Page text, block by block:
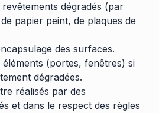
dégradés (par
papier peint, de plaques de
des surfaces.
(portes, fenêtres) si
dégradées.
réalisés par des
et dans le respect des règles